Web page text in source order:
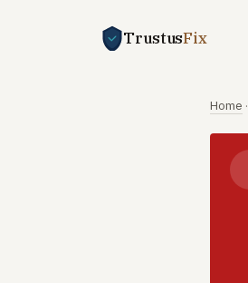
TrustusFix
Home ·